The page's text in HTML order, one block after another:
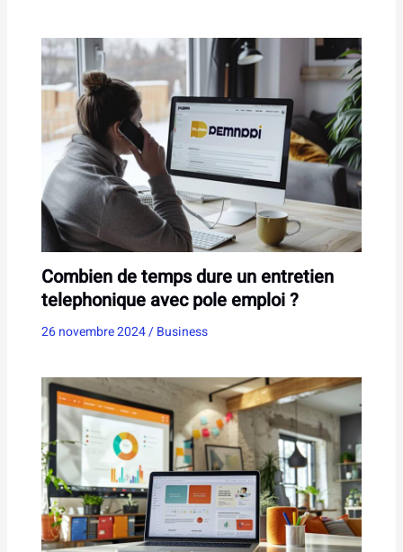
Combien de temps dure un entretien
telephonique avec pole emploi ?
26 novembre 2024/Business